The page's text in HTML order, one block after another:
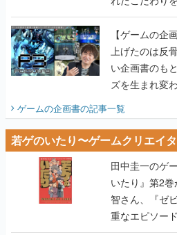
画書】
【ゲームの企
上げたのは反
い企画書のも
ズを生まれ変
ゲームの企画書の記事一覧
若ゲのいたり〜ゲームクリエイ
田中圭一のゲ
いたり』第2
智さん、『ゼ
重なエピソー